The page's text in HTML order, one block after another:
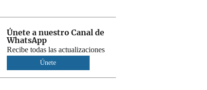
Únete a nuestro Canal de
WhatsApp
Recibe todas las actualizaciones
Únete